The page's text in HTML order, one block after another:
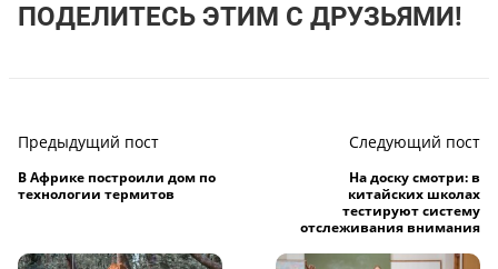
ПОДЕЛИТЕСЬ ЭТИМ С ДРУЗЬЯМИ!
Предыдущий пост
В Африке построили дом по
технологии термитов
Следующий пост
На доску смотри: в
китайских школах
тестируют систему
отслеживания внимания